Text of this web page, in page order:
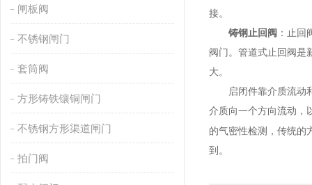
闸板阀
不锈钢闸门
套筒阀
方形铸铁镶铜闸门
不锈钢方形渠道闸门
拍门阀
接。
铸钢止回阀 ：止
阀门。管道式止回阀是
大。
启闭件靠介质流动和
介质向一个方向流动，
的气密性检测，传统的
到。